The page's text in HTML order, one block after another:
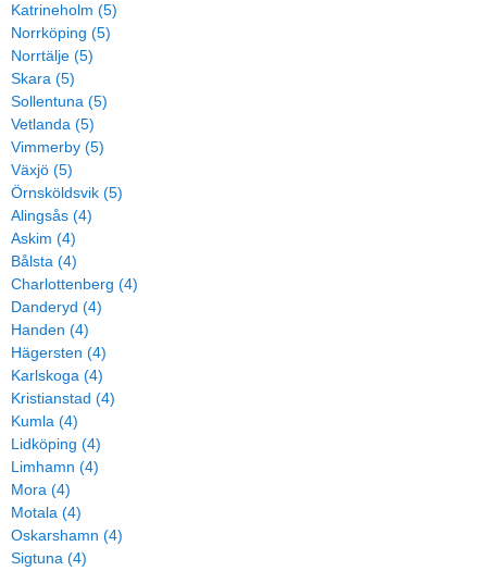
Katrineholm (5)
Norrköping (5)
Norrtälje (5)
Skara (5)
Sollentuna (5)
Vetlanda (5)
Vimmerby (5)
Växjö (5)
Örnsköldsvik (5)
Alingsås (4)
Askim (4)
Bålsta (4)
Charlottenberg (4)
Danderyd (4)
Handen (4)
Hägersten (4)
Karlskoga (4)
Kristianstad (4)
Kumla (4)
Lidköping (4)
Limhamn (4)
Mora (4)
Motala (4)
Oskarshamn (4)
Sigtuna (4)